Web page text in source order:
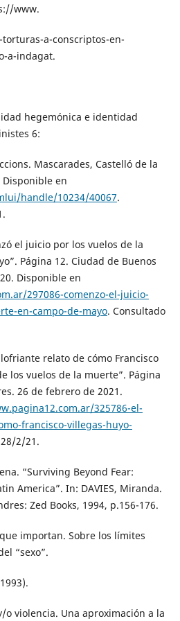
www.
a-conscriptos-en-
a-indagat.
hegemónica e identidad
6:
Mascarades, Castelló de la
Disponible en
handle/10234/40067.
el juicio por los vuelos de la
Página 12. Ciudad de Buenos
Disponible en
297086-comenzo-el-juicio-
en-campo-de-mayo. Consultado
relato de cómo Francisco
los vuelos de la muerte”. Página
26 de febrero de 2021.
325786-el-
francisco-villegas-huyo-
2/21.
“Surviving Beyond Fear:
America”. In: DAVIES, Miranda.
Zed Books, 1994, p.156-176.
importan. Sobre los límites
“sexo”.
o violencia. Una aproximación a la